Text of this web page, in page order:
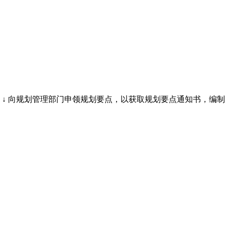
向规划管理部门申领规划要点，以获取规划要点通知书，编